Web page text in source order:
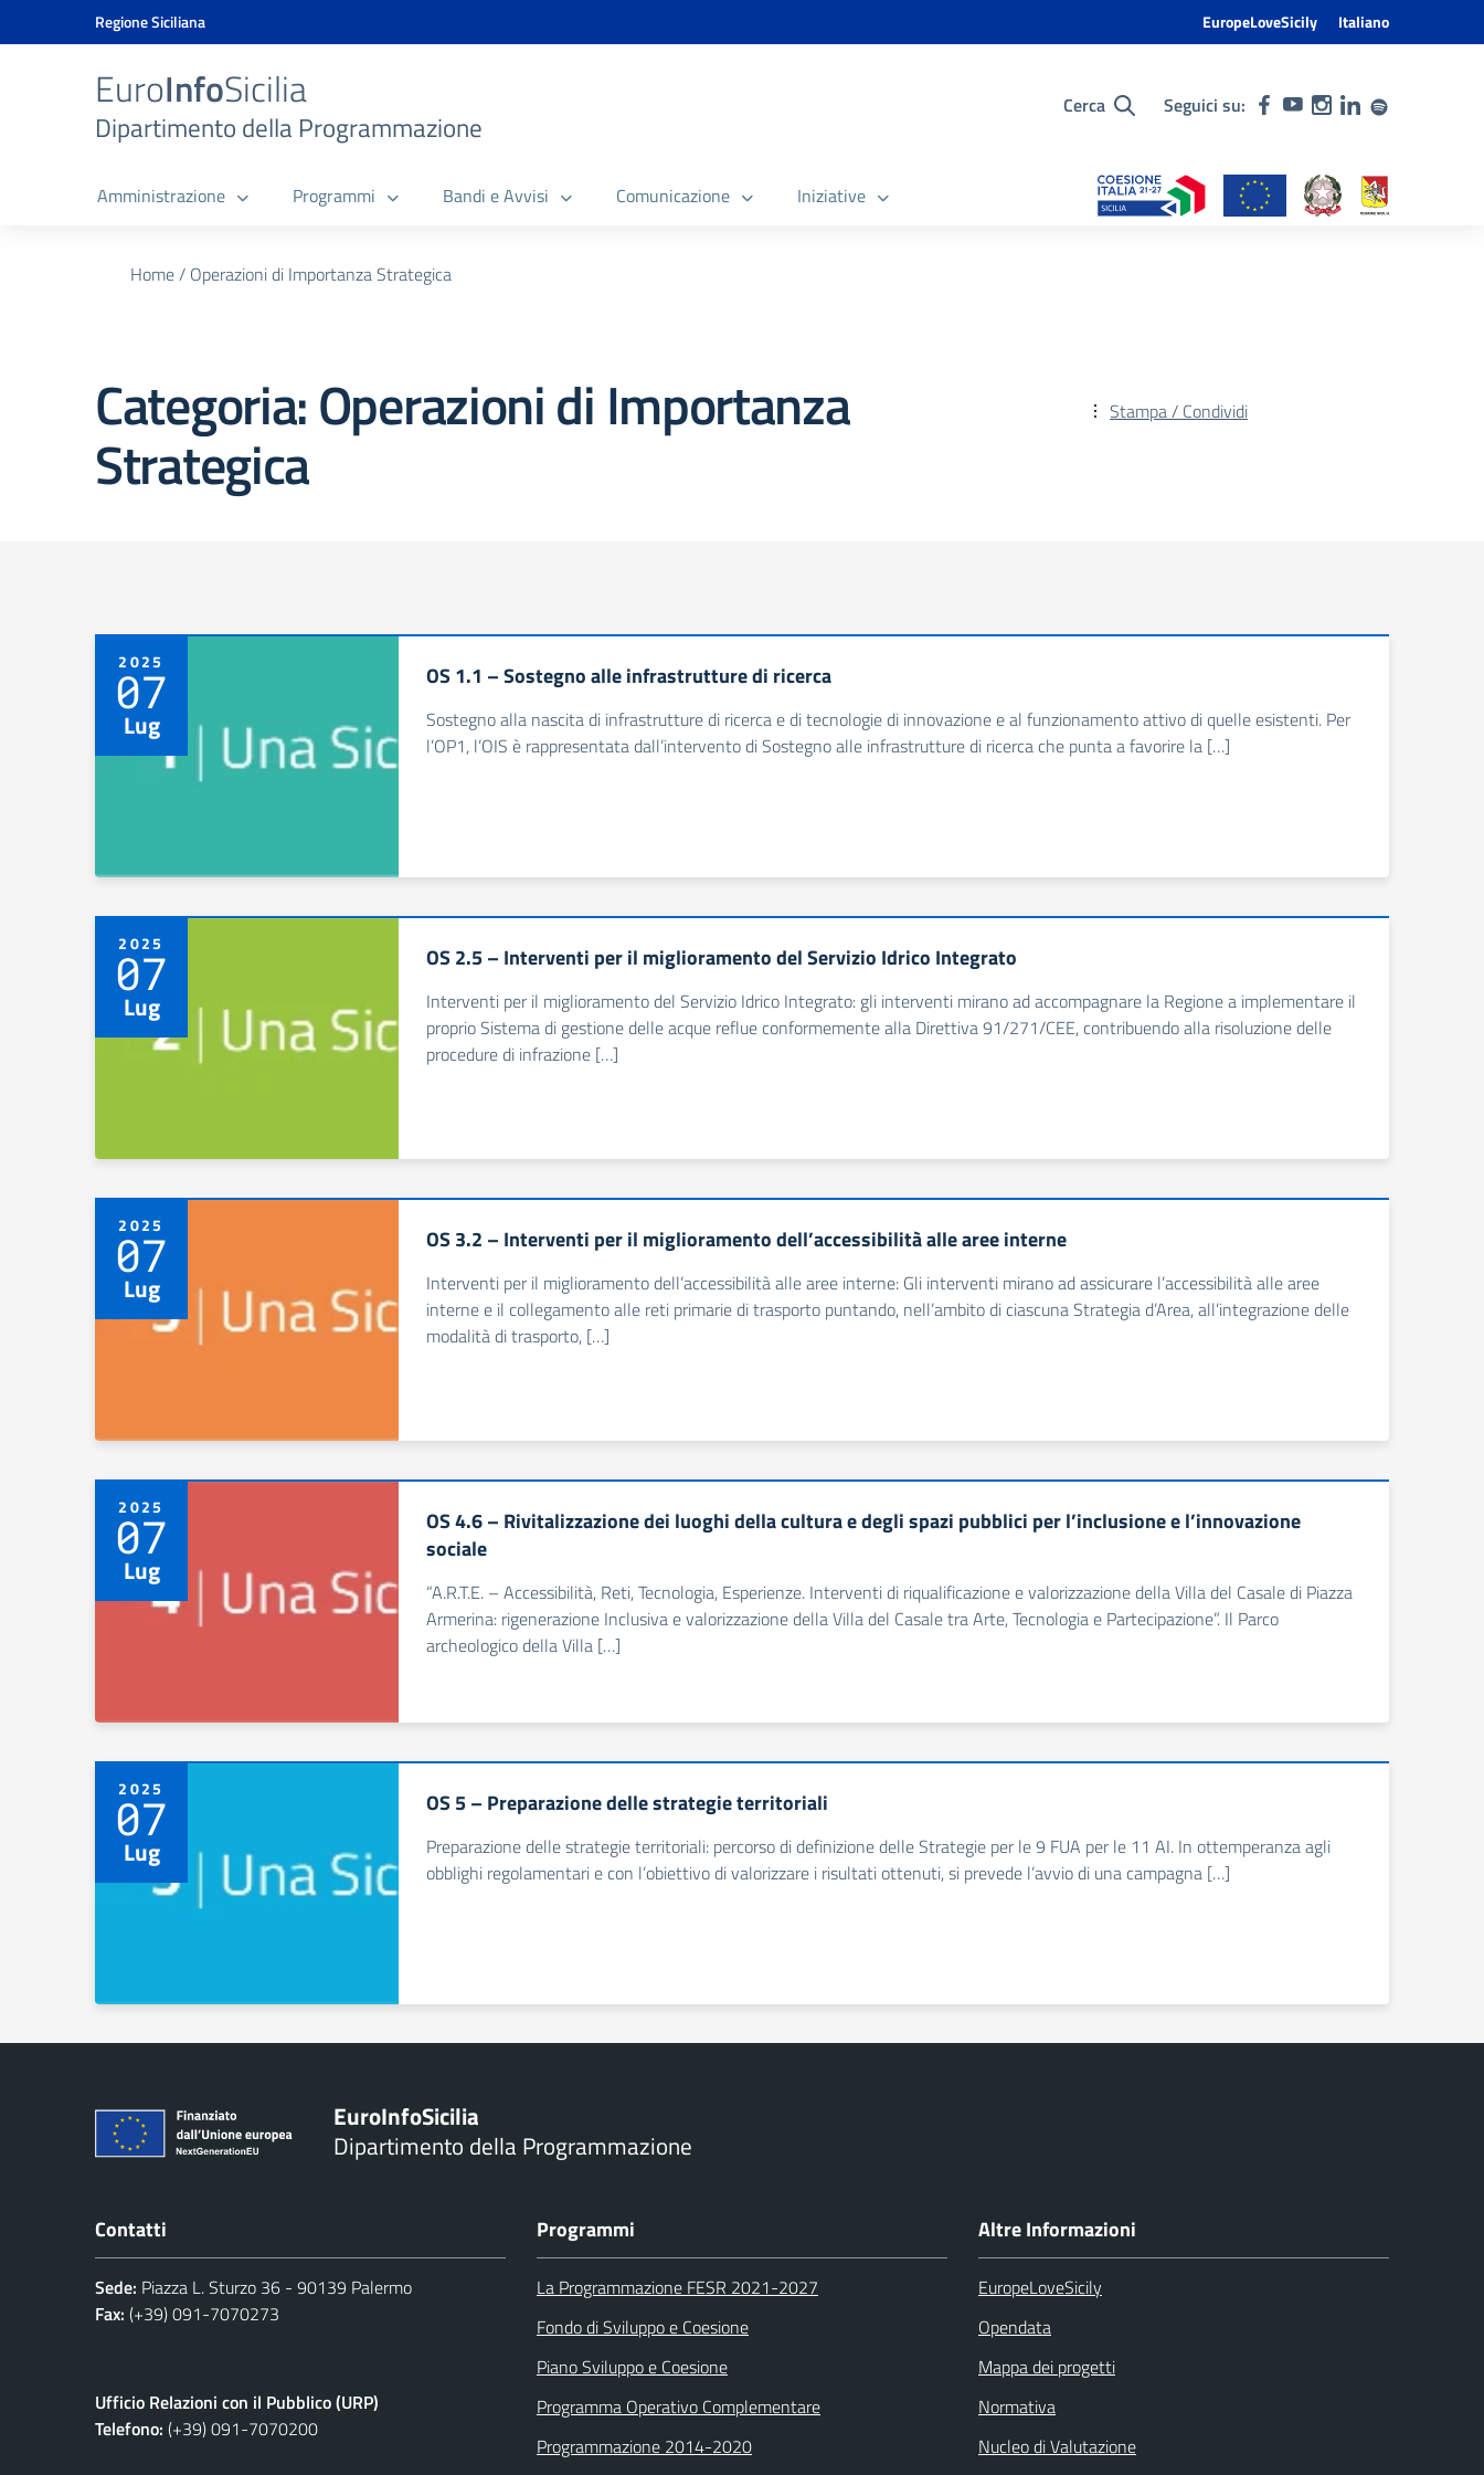
Vai ai contenuti
Vai al menu di navigazione
Vai al banner delle Cookie Policy
Regione Siciliana EuropeLoveSicily Italiano
EuroInfoSicilia
Dipartimento della Programmazione
Cerca Seguici su:
Amministrazione Programmi Bandi e Avvisi Comunicazione Iniziative
Home/ Operazioni di Importanza Strategica
Categoria:Operazioni di Importanza
Strategica
Stampa / Condividi
2025
07
Lug
OS 1.1 – Sostegno alle infrastrutture di ricerca
Sostegno alla nascita di infrastrutture di ricerca e di tecnologie di innovazione e al funzionamento attivo di quelle esistenti. Per
l’OP1, l’OIS è rappresentata dall’intervento di Sostegno alle infrastrutture di ricerca che punta a favorire la […]
2025
07
Lug
OS 2.5 – Interventi per il miglioramento del Servizio Idrico Integrato
Interventi per il miglioramento del Servizio Idrico Integrato: gli interventi mirano ad accompagnare la Regione a implementare il
proprio Sistema di gestione delle acque reflue conformemente alla Direttiva 91/271/CEE, contribuendo alla risoluzione delle
procedure di infrazione […]
2025
07
Lug
OS 3.2 – Interventi per il miglioramento dell’accessibilità alle aree interne
Interventi per il miglioramento dell’accessibilità alle aree interne: Gli interventi mirano ad assicurare l’accessibilità alle aree
interne e il collegamento alle reti primarie di trasporto puntando, nell’ambito di ciascuna Strategia d’Area, all’integrazione delle
modalità di trasporto, […]
2025
07
Lug
OS 4.6 – Rivitalizzazione dei luoghi della cultura e degli spazi pubblici per l’inclusione e l’innovazione
sociale
“A.R.T.E. – Accessibilità, Reti, Tecnologia, Esperienze. Interventi di riqualificazione e valorizzazione della Villa del Casale di Piazza
Armerina: rigenerazione Inclusiva e valorizzazione della Villa del Casale tra Arte, Tecnologia e Partecipazione”. Il Parco
archeologico della Villa […]
2025
07
Lug
OS 5 – Preparazione delle strategie territoriali
Preparazione delle strategie territoriali: percorso di definizione delle Strategie per le 9 FUA per le 11 AI. In ottemperanza agli
obblighi regolamentari e con l’obiettivo di valorizzare i risultati ottenuti, si prevede l’avvio di una campagna […]
EuroInfoSicilia
Dipartimento della Programmazione
Contatti
Sede: Piazza L. Sturzo 36 - 90139 Palermo
Fax: (+39) 091-7070273
Ufficio Relazioni con il Pubblico (URP)
Telefono: (+39) 091-7070200
Programmi
La Programmazione FESR 2021-2027
Fondo di Sviluppo e Coesione
Piano Sviluppo e Coesione
Programma Operativo Complementare
Programmazione 2014-2020
Altre Informazioni
EuropeLoveSicily
Opendata
Mappa dei progetti
Normativa
Nucleo di Valutazione